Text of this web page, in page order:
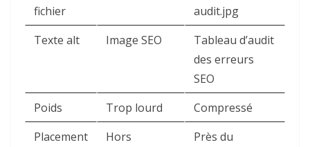
fichier
audit.jpg
Texte alt
Image SEO
Tableau d’audit
des erreurs
SEO
Poids
Trop lourd
Compressé
Placement
Hors
Près du